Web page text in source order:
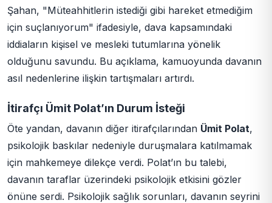
Şahan, "Müteahhitlerin istediği gibi hareket etmediğim
için suçlanıyorum" ifadesiyle, dava kapsamındaki
iddiaların kişisel ve mesleki tutumlarına yönelik
olduğunu savundu. Bu açıklama, kamuoyunda davanın
asıl nedenlerine ilişkin tartışmaları artırdı.
İtirafçı Ümit Polat’ın Durum İsteği
Öte yandan, davanın diğer itirafçılarından Ümit Polat,
psikolojik baskılar nedeniyle duruşmalara katılmamak
için mahkemeye dilekçe verdi. Polat’ın bu talebi,
davanın taraflar üzerindeki psikolojik etkisini gözler
önüne serdi. Psikolojik sağlık sorunları, davanın seyrini